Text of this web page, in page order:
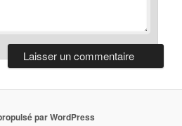
par WordPress